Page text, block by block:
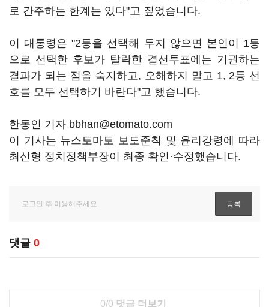
로 간주하는 한계는 있다"고 짚었습니다.
이 대통령은 "2등을 선택해 두지 않으면 본인이 1등
으로 선택한 후보가 탈락한 결선투표에는 기권하는
결과가 되는 점을 숙지하고, 오해하지 말고 1, 2등 선
호를 모두 선택하기 바란다"고 했습니다.
한동인 기자 bbhan@etomato.com
이 기사는 뉴스토마토 보도준칙 및 윤리강령에 따라
최신형 정치정책부장이 최종 확인·수정했습니다.
댓글 0
0/0 댓글 더보기